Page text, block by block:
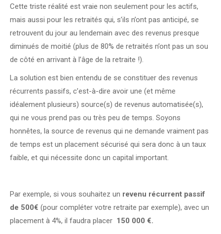
Cette triste réalité est vraie non seulement pour les actifs,
mais aussi pour les retraités qui, s’ils n’ont pas anticipé, se
retrouvent du jour au lendemain avec des revenus presque
diminués de moitié (plus de 80% de retraités n’ont pas un sou
de côté en arrivant à l’âge de la retraite !).
La solution est bien entendu de se constituer des revenus
récurrents passifs, c’est-à-dire avoir une (et même
idéalement plusieurs) source(s) de revenus automatisée(s),
qui ne vous prend pas ou très peu de temps. Soyons
honnêtes, la source de revenus qui ne demande vraiment pas
de temps est un placement sécurisé qui sera donc à un taux
faible, et qui nécessite donc un capital important.
Par exemple, si vous souhaitez un revenu récurrent passif
de 500€ (pour compléter votre retraite par exemple), avec un
placement à 4%, il faudra placer 150 000 €.